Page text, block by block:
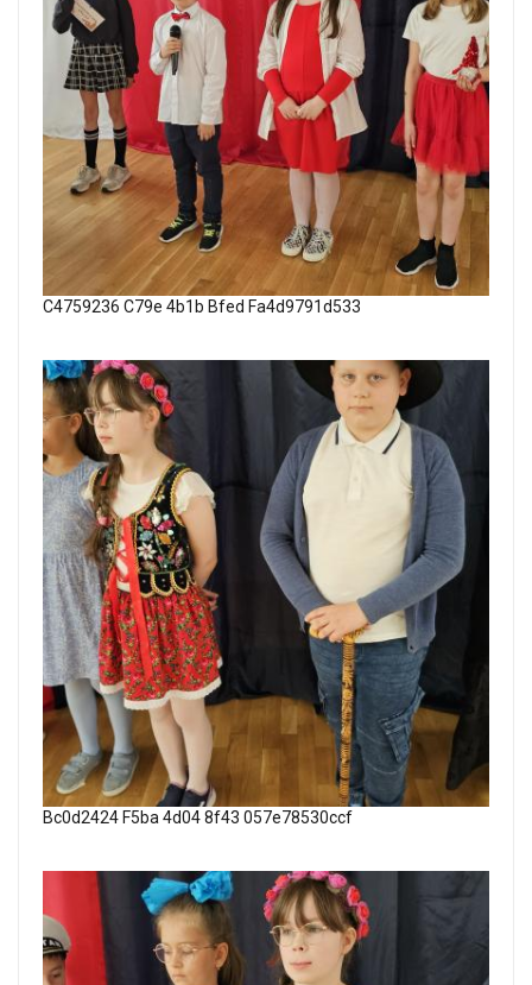
C4759236 C79e 4b1b Bfed Fa4d9791d533
Bc0d2424 F5ba 4d04 8f43 057e78530ccf